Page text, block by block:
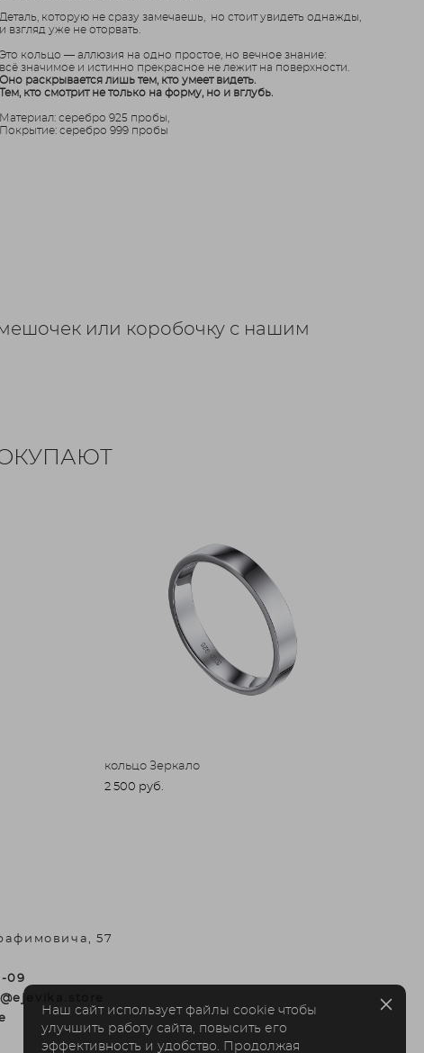
Деталь, которую не сразу замечаешь, но стоит увидеть однажды,
и взгляд уже не оторвать.
Это кольцо — аллюзия на одно простое, но вечное знание:
всё значимое и истинно прекрасное не лежит на поверхности.
Оно раскрывается лишь тем, кто умеет видеть.
Тем, кто смотрит не только на форму, но и вглубь.
Материал: серебро 925 пробы,
Покрытие: серебро 999 пробы
или коробочку с нашим
кольцо Зеркало
2 500 pуб.
57
09
@ejevika.store
Наш сайт использует файлы cookie чтобы
улучшить работу сайта, повысить его
эффективность и удобство. Продолжая